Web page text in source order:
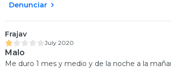
Denunciar
Frajav
July 2020
Malo
Me duro 1 mes y medio y de la noche a la